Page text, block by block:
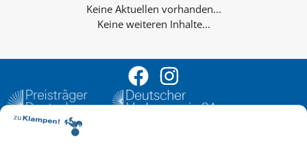
Keine weiteren Inhalte...